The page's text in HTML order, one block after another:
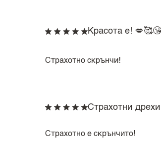
Красота е!
Страхотно скрънчи!
Страхотни
Страхотно е скрънчито!